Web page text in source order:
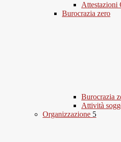
Attestazioni
Burocrazia zero
Burocrazia
Attività
Organizzazione 5